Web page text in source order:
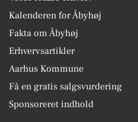
Kalenderen for Åbyhøj
Fakta om Åbyhøj
Erhvervsartikler
Aarhus Kommune
Få en gratis salgsvurdering
Sponsoreret indhold